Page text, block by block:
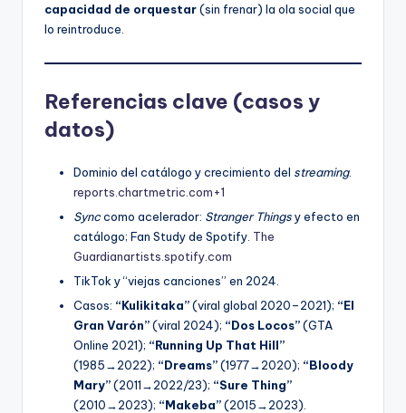
capacidad de orquestar(sin frenar) la ola social que
lo reintroduce.
Referencias clave (casos y
datos)
Dominio del catálogo y crecimiento del streaming.
reports.chartmetric.com+1
Synccomo acelerador: Stranger Thingsy efecto en
catálogo; Fan Study de Spotify. The
Guardianartists.spotify.com
TikTok y “viejas canciones” en 2024.
Casos: “Kulikitaka”(viral global 2020–2021); “El
Gran Varón”(viral 2024); “Dos Locos”(GTA
Online 2021); “Running Up That Hill”
(1985→2022); “Dreams”(1977→2020); “Bloody
Mary”(2011→2022/23); “Sure Thing”
(2010→2023); “Makeba”(2015→2023).